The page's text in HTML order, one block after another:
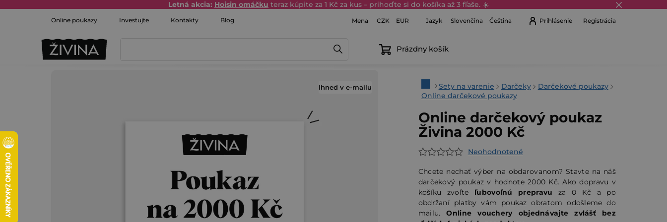
Letná akcia: Hoisin omáčku teraz kúpite za 1 Kč za kus – prihoďte si do košíka až 3 fľaše. ☀️
Online poukazy Investujte Kontakty Blog Mena CZK EUR Jazyk Slovenčina Čeština Prihlásenie Registrácia
Nákupný
Prázdny košík
DomovSety na varenie Darčeky
Darčekové poukazy
Online darčekové poukazy
Online darčekový poukaz
Živina 2000 Kč
Priemerné
hodnotenie
produktu
je
0,0
Neohodnotené
Chcete nechať výber na obdarovanom? Stavte na náš
darčekový poukaz v hodnote 2000 Kč. Ako dopravu v
košíku zvoľte ľubovoľnú prepravu za 0 Kč a po
obdržaní platby vám poukaz obratom odošleme do
mailu.Online vouchery objednávajte zvlášť bez
Ihned v e-mailu